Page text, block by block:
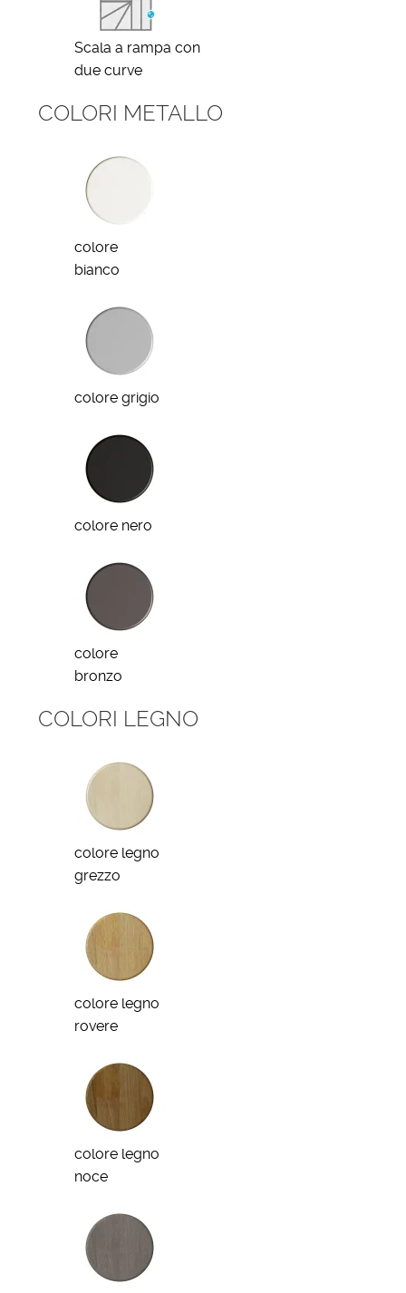
Scala a rampa con
due curve
COLORI METALLO
colore
bianco
colore grigio
colore nero
colore
bronzo
COLORI LEGNO
colore legno
grezzo
colore legno
rovere
colore legno
noce